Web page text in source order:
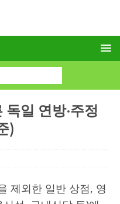
일 연방·주정
)
제외한 일반 상점, 영